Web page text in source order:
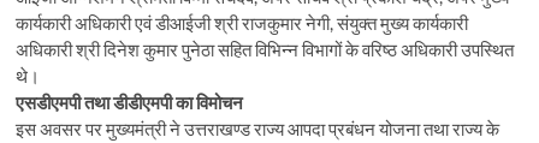
कार्यकारी अधिकारी एवं डीआईजी श्री राजकुमार नेगी, संयुक्त मुख्य कार्यकारी
अधिकारी श्री दिनेश कुमार पुनेठा सहित विभिन्न विभागों के वरिष्ठ अधिकारी उपस्थित
थे।
एसडीएमपी तथा डीडीएमपी का विमोचन
इस अवसर पर मुख्यमंत्री ने उत्तराखण्ड राज्य आपदा प्रबंधन योजना तथा राज्य के